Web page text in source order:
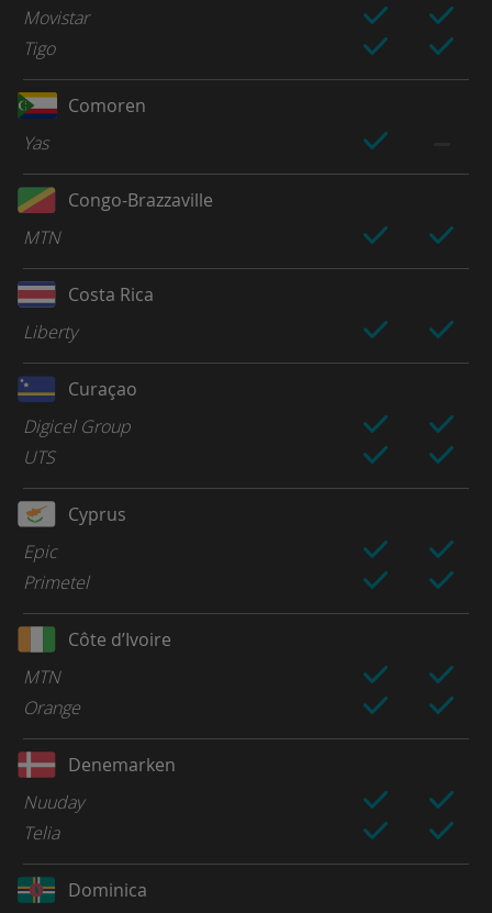
Movistar
Tigo
Comoren
Yas
Congo-Brazzaville
MTN
Costa Rica
Liberty
Curaçao
Digicel Group
UTS
Cyprus
Epic
Primetel
Côte d’Ivoire
MTN
Orange
Denemarken
Nuuday
Telia
Dominica